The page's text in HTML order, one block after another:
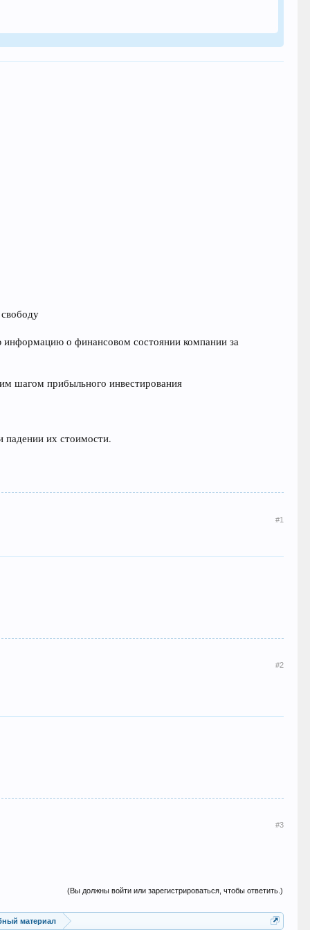
о финансовом состоянии компании за
шагом прибыльного инвестирования
падении их стоимости.
#1
#2
#3
(Вы должны войти или зарегистрироваться, чтобы ответить.)
материал